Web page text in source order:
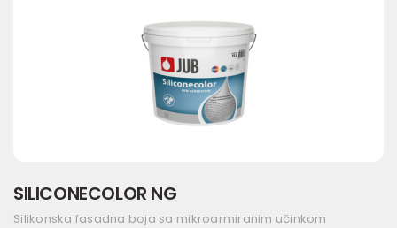
SILICONECOLOR NG
Silikonska fasadna boja sa mikroarmiranim učinkom